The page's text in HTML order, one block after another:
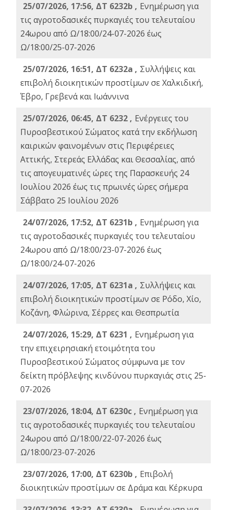
25/07/2026, 17:56, ΔΤ 6232b , Ενημέρωση για
τις αγροτοδασικές πυρκαγιές του τελευταίου
24ωρου από Ω/18:00/24-07-2026 έως
Ω/18:00/25-07-2026
25/07/2026, 16:51, ΔΤ 6232a , Συλλήψεις και
επιβολή διοικητικών προστίμων σε Χαλκιδική,
Έβρο, Γρεβενά και Ιωάννινα
25/07/2026, 06:45, ΔΤ 6232 , Ενέργειες του
Πυροσβεστικού Σώματος κατά την εκδήλωση
καιρικών φαινομένων στις Περιφέρειες
Αττικής, Στερεάς Ελλάδας και Θεσσαλίας, από
τις απογευματινές ώρες της Παρασκευής 24
Ιουλίου 2026 έως τις πρωινές ώρες σήμερα
Σάββατο 25 Ιουλίου 2026
24/07/2026, 17:52, ΔΤ 6231b , Ενημέρωση για
τις αγροτοδασικές πυρκαγιές του τελευταίου
24ωρου από Ω/18:00/23-07-2026 έως
Ω/18:00/24-07-2026
24/07/2026, 17:05, ΔΤ 6231a , Συλλήψεις και
επιβολή διοικητικών προστίμων σε Ρόδο, Χίο,
Κοζάνη, Φλώρινα, Σέρρες και Θεσπρωτία
24/07/2026, 15:29, ΔΤ 6231 , Ενημέρωση για
την επιχειρησιακή ετοιμότητα του
Πυροσβεστικού Σώματος σύμφωνα με τον
δείκτη πρόβλεψης κινδύνου πυρκαγιάς στις 25-
07-2026
23/07/2026, 18:04, ΔΤ 6230c , Ενημέρωση για
τις αγροτοδασικές πυρκαγιές του τελευταίου
24ωρου από Ω/18:00/22-07-2026 έως
Ω/18:00/23-07-2026
23/07/2026, 17:00, ΔΤ 6230b , Επιβολή
διοικητικών προστίμων σε Δράμα και Κέρκυρα